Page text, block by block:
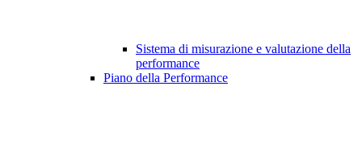
Sistema di misurazione e valutazione della
performance
Piano della Performance